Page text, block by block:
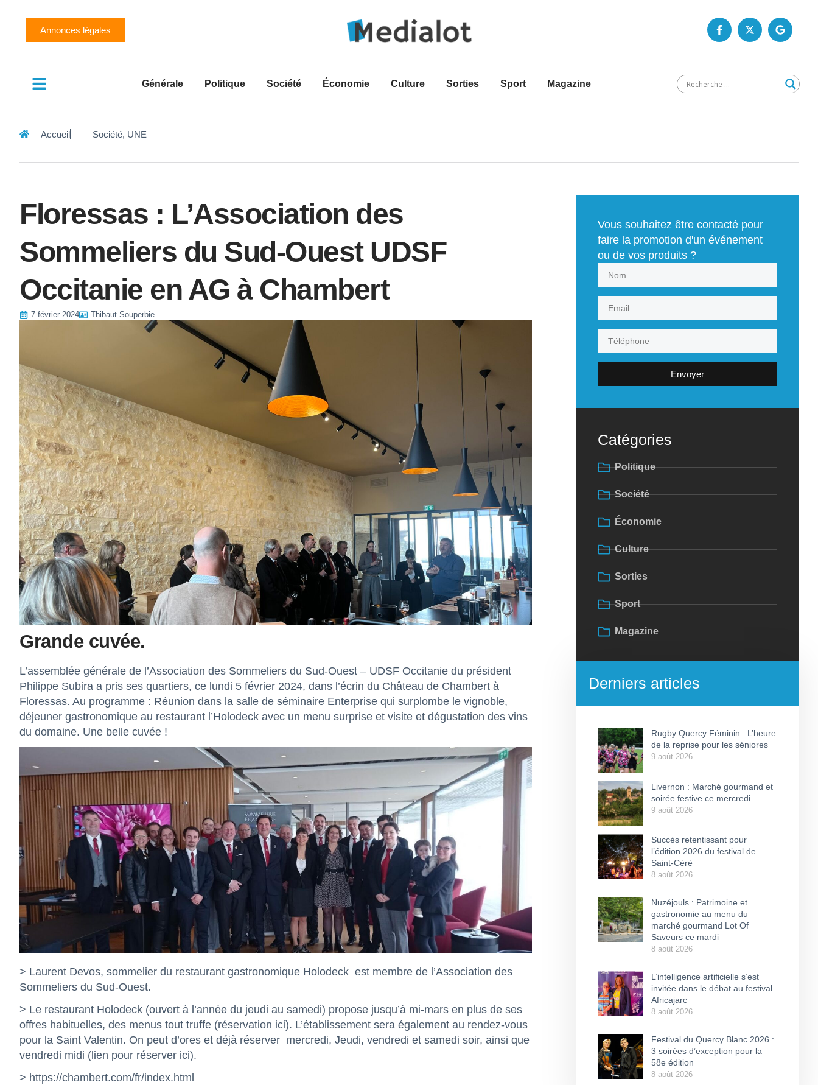
Annonces légales
Générale Politique Société Économie Culture Sorties Sport Magazine
Accueil Société, UNE
Floressas : L’Association des
Sommeliers du Sud-Ouest UDSF
Occitanie en AG à Chambert
7 février 2024 Thibaut Souperbie
Grande cuvée.
L’assemblée générale de l’Association des Sommeliers du Sud-Ouest – UDSF Occitanie du président
Philippe Subira a pris ses quartiers, ce lundi 5 février 2024, dans l’écrin du Château de Chambert à
Floressas. Au programme : Réunion dans la salle de séminaire Enterprise qui surplombe le vignoble,
déjeuner gastronomique au restaurant l’Holodeck avec un menu surprise et visite et dégustation des vins
du domaine. Une belle cuvée !
> Laurent Devos, sommelier du restaurant gastronomique Holodeck est membre de l’Association des
Sommeliers du Sud-Ouest.
> Le restaurant Holodeck (ouvert à l’année du jeudi au samedi) propose jusqu’à mi-mars en plus de ses
offres habituelles, des menus tout truffe (réservation ici). L’établissement sera également au rendez-vous
pour la Saint Valentin. On peut d’ores et déjà réserver mercredi, Jeudi, vendredi et samedi soir, ainsi que
vendredi midi (lien pour réserver ici).
> https://chambert.com/fr/index.html
Vous souhaitez être contacté pour
faire la promotion d'un événement
ou de vos produits ?
Envoyer
Catégories
Politique
Société
Économie
Culture
Sorties
Sport
Magazine
Derniers articles
Rugby Quercy Féminin : L’heure
de la reprise pour les séniores
9 août 2026
Livernon : Marché gourmand et
soirée festive ce mercredi
9 août 2026
Succès retentissant pour
l’édition 2026 du festival de
Saint-Céré
8 août 2026
Nuzéjouls : Patrimoine et
gastronomie au menu du
marché gourmand Lot Of
Saveurs ce mardi
8 août 2026
L’intelligence artificielle s’est
invitée dans le débat au festival
Africajarc
8 août 2026
Festival du Quercy Blanc 2026 :
3 soirées d’exception pour la
58e édition
8 août 2026